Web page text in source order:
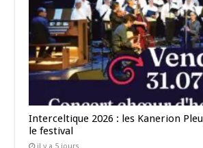
Interceltique 2026 : les Kanerion
le festival